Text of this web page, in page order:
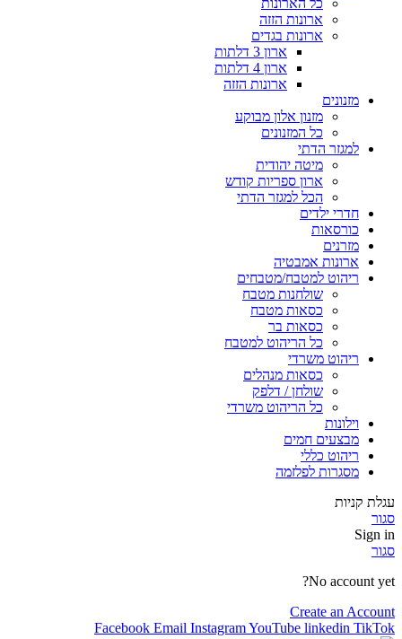
כל הארונות
ארונות הזזה
ארונות בגדים
ארון 3 דלתות
ארון 4 דלתות
ארונות הזזה
מזנונים
מזנון אלון מבוקע
כל המזנונים
למגזר הדתי
מיטה יהודית
ארון ספריות קודש
הכל למגזר הדתי
חדרי ילדים
כורסאות
מזרנים
ארונות אמבטיה
ריהוט למטבח/מטבחים
שולחנות מטבח
כסאות מטבח
כסאות בר
כל הריהוט למטבח
ריהוט משרדי
כסאות מנהלים
שולחן / דלפק
כל הריהוט משרדי
וילונות
מבצעים חמים
ריהוט כללי
מסגרות לפלזמה
עגלת קניות
סגור
Sign in
סגור
No account yet?
Create an Account
Facebook Email InstagramYouTube linkedin TikTok